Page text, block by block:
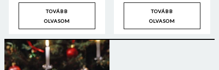
TOVÁBB
OLVASOM
TOVÁBB
OLVASOM